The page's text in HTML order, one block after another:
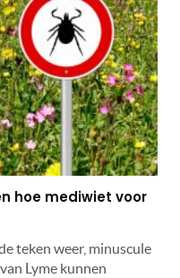
hoe mediwiet voor
teken weer, minuscule
Lyme kunnen